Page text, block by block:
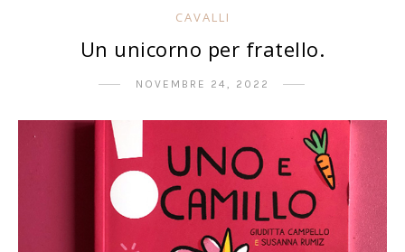
CAVALLI
Un unicorno per fratello.
NOVEMBRE 24, 2022